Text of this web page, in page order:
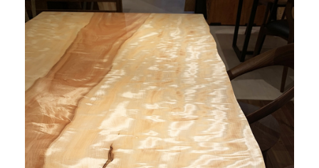
MOKUBA について
商品情報
直営店
イベント